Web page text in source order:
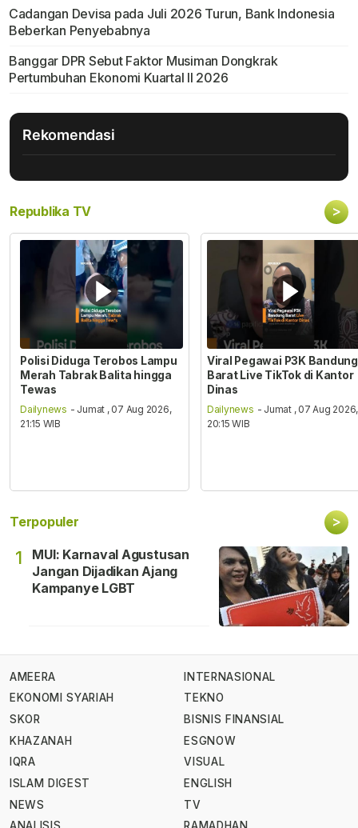
Cadangan Devisa pada Juli 2026 Turun, Bank Indonesia
Beberkan Penyebabnya
Banggar DPR Sebut Faktor Musiman Dongkrak
Pertumbuhan Ekonomi Kuartal II 2026
Rekomendasi
Republika TV >
Polisi Diduga Terobos Lampu
Merah Tabrak Balita hingga
Tewas
Dailynews - Jumat , 07 Aug 2026,
21:15 WIB
Viral Pegawai P3K Bandung
Barat Live TikTok di Kantor
Dinas
Dailynews - Jumat , 07 Aug 2026,
20:15 WIB
Terpopuler >
1
MUI: Karnaval Agustusan
Jangan Dijadikan Ajang
Kampanye LGBT
AMEERA
EKONOMI SYARIAH
SKOR
KHAZANAH
IQRA
ISLAM DIGEST
NEWS
INTERNASIONAL
TEKNO
BISNIS FINANSIAL
ESGNOW
VISUAL
ENGLISH
TV